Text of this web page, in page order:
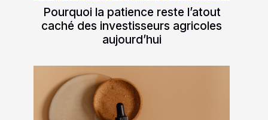
Pourquoi la patience reste l’atout
caché des investisseurs agricoles
aujourd’hui